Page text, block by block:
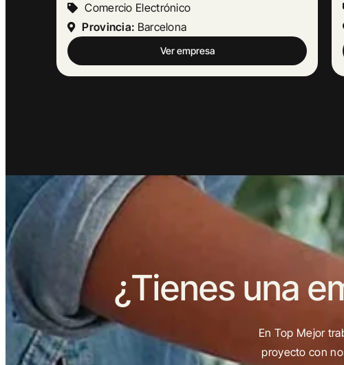
Turismo Y Hostelería
Provincia: Barcelona
Ver empresa
¿Tienes una
En Top Mejor
proyecto con